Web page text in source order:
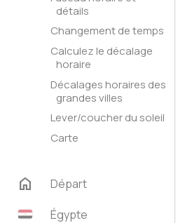
détails
Changement de temps
Calculez le décalage
horaire
Décalages horaires des
grandes villes
Lever/coucher du soleil
Carte
home
Départ
Égypte